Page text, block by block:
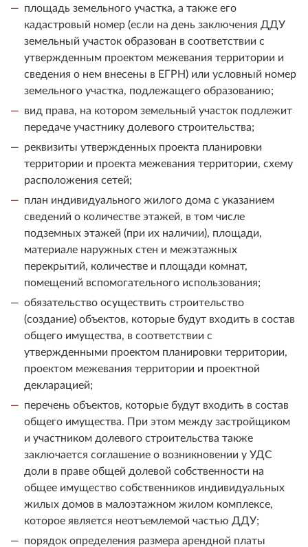
площадь земельного участка, а также его
кадастровый номер (если на день заключения ДДУ
земельный участок образован в соответствии с
утвержденным проектом межевания территории и
сведения о нем внесены в ЕГРН) или условный номер
земельного участка, подлежащего образованию;
вид права, на котором земельный участок подлежит
передаче участнику долевого строительства;
реквизиты утвержденных проекта планировки
территории и проекта межевания территории, схему
расположения сетей;
план индивидуального жилого дома с указанием
сведений о количестве этажей, в том числе
подземных этажей (при их наличии), площади,
материале наружных стен и межэтажных
перекрытий, количестве и площади комнат,
помещений вспомогательного использования;
обязательство осуществить строительство
(создание) объектов, которые будут входить в состав
общего имущества, в соответствии с
утвержденными проектом планировки территории,
проектом межевания территории и проектной
декларацией;
перечень объектов, которые будут входить в состав
общего имущества. При этом между застройщиком
и участником долевого строительства также
заключается соглашение о возникновении у УДС
доли в праве общей долевой собственности на
общее имущество собственников индивидуальных
жилых домов в малоэтажном жилом комплексе,
которое является неотъемлемой частью ДДУ;
порядок определения размера арендной платы